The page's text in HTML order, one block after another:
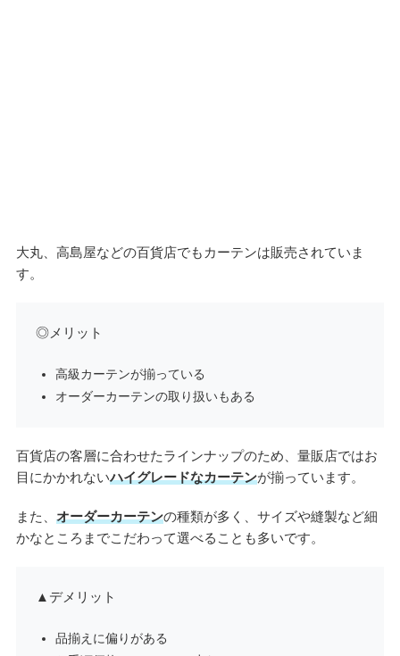
大丸、高島屋などの百貨店でもカーテンは販売されていま
す。
◎メリット
高級カーテンが揃っている
オーダーカーテンの取り扱いもある
百貨店の客層に合わせたラインナップのため、量販店ではお
目にかかれないハイグレードなカーテンが揃っています。
また、 オーダーカーテンの種類が多く、サイズや縫製など細
かなところまでこだわって選べることも多いです。
▲デメリット
品揃えに偏りがある